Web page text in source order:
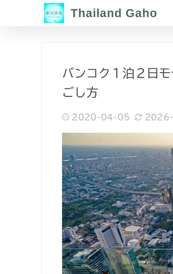
Thailand Gaho
バンコク１泊２日
ごし方
2020-04-05